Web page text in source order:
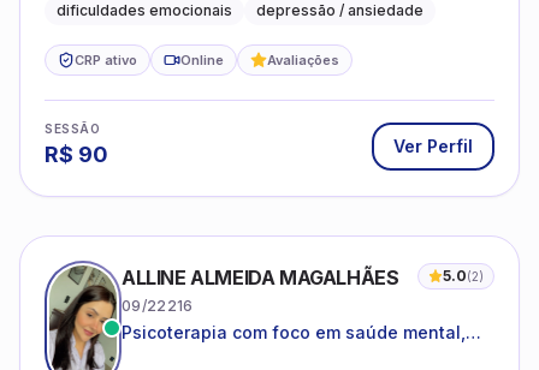
dificuldades emocionais
depressão / ansiedade
CRP ativo Online Avaliações
SESSÃO
R$ 90 Ver Perfil
ALLINE ALMEIDA MAGALHÃES 5.0(2)
09/22216
Psicoterapia com foco em saúde mental,